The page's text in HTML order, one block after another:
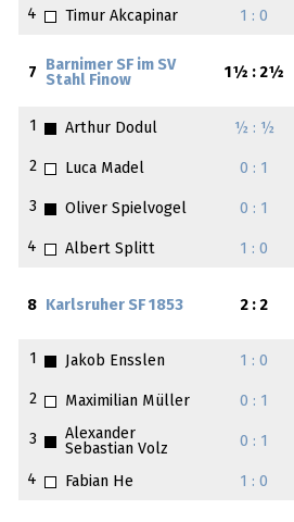
4 Timur Akcapinar 1 : 0
7
Barnimer SF im SV
Stahl Finow
1½ : 2½
1 Arthur Dodul ½ : ½
2 Luca Madel 0 : 1
3 Oliver Spielvogel 0 : 1
4 Albert Splitt 1 : 0
8 Karlsruher SF 1853 2 : 2
1 Jakob Ensslen 1 : 0
2
Maximilian Müller 0 : 1
3
Alexander
Sebastian Volz
0 : 1
4 Fabian He 1 : 0